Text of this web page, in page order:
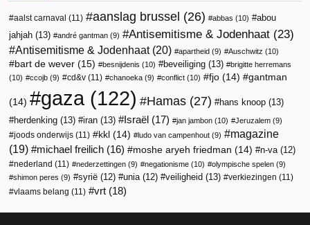
aalst carnaval (11) aanslag brussel (26) abbas (10)
abou
jahjah (13) andré gantman (9) Antisemitisme & Jodenhaat (23)
Antisemitisme & Jodenhaat(20) apartheid (9) Auschwitz (10)
bart de wever (15) besnijdenis (10) beveiliging (13)
brigitte herremans
(10)
ccojb (9) cd&v (11) chanoeka (9) conflict (10) fjo (14) gantman
(14) gaza(122) Hamas (27) hans knoop (13)
herdenking (13) iran (13) Israël (17) jan jambon (10) Jeruzalem (9)
joods onderwijs (11) kkl (14) ludo van campenhout (9)
magazine
(19)
michael freilich (16) moshe aryeh friedman (14) n-va(12)
nederland (11) nederzettingen (9) negationisme (10) olympische spelen (9)
shimon peres (9) syrië (12) unia(12) veiligheid (13) verkiezingen (11)
vlaams belang (11) vrt (18)